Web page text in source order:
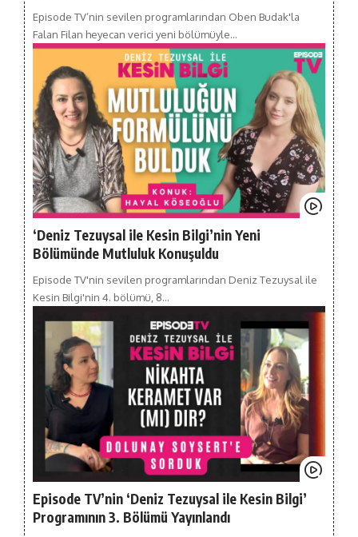
Episode TV’nin sevilen programlarından Oben Budak'la
Falan Filan heyecan verici yeni bölümüyle…
‘Deniz Tezuysal ile Kesin Bilgi’nin Yeni
Bölümünde Mutluluk Konuşuldu
Episode TV'nin sevilen programlarından Deniz Tezuysal ile
Kesin Bilgi'nin 4. bölümü, 8…
Episode TV’nin ‘Deniz Tezuysal ile Kesin Bilgi’
Programının 3. Bölümü Yayınlandı